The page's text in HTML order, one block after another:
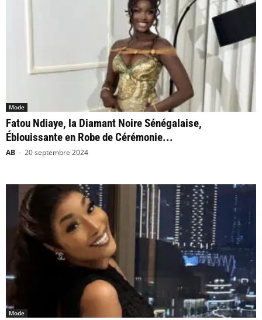
Mode
Fatou Ndiaye, la Diamant Noire Sénégalaise,
Éblouissante en Robe de Cérémonie...
AB - 20 septembre 2024
Mode